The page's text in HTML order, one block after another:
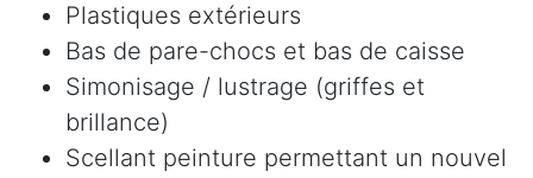
Plastiques extérieurs
Bas de pare-chocs et bas de caisse
Simonisage / lustrage (griffes et
brillance)
Scellant peinture permettant un nouvel